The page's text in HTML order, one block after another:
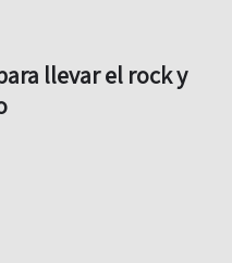
llevar el rock y